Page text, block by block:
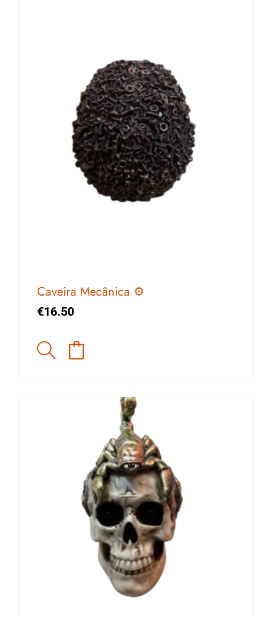
Caveira Mecânica ⚙️
€16.50